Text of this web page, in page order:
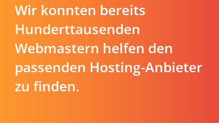
Wir konnten bereits
Hunderttausenden
Webmastern helfen den
passenden Hosting-Anbieter
zu finden.